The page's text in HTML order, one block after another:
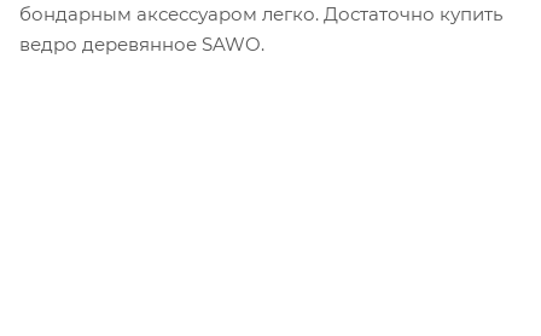
бондарным аксессуаром легко. Достаточно купить
ведро деревянное SAWO.